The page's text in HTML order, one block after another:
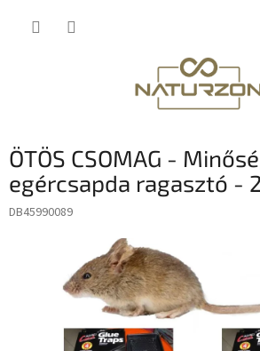
ÖTÖS CSOMAG -
egércsapda ragasztó -
DB45990089